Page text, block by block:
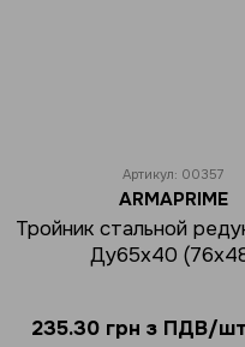
Артикул: 00357
ARMAPRIME
Тройник стальной
Ду65x40
235.30 грн з ПДВ/шт